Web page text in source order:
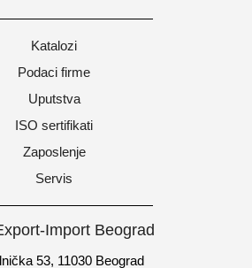
Katalozi
Podaci firme
Uputstva
ISO sertifikati
Zaposlenje
Servis
Import Beograd
53, 11030 Beograd